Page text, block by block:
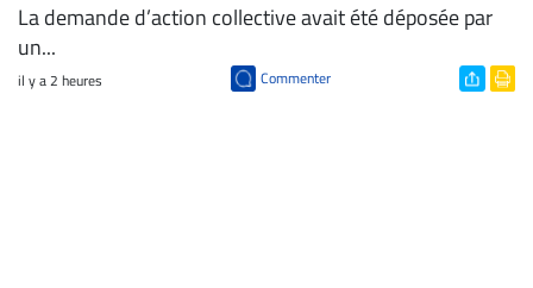
La demande d’action collective avait été déposée par
un...
il y a 2 heures Commenter